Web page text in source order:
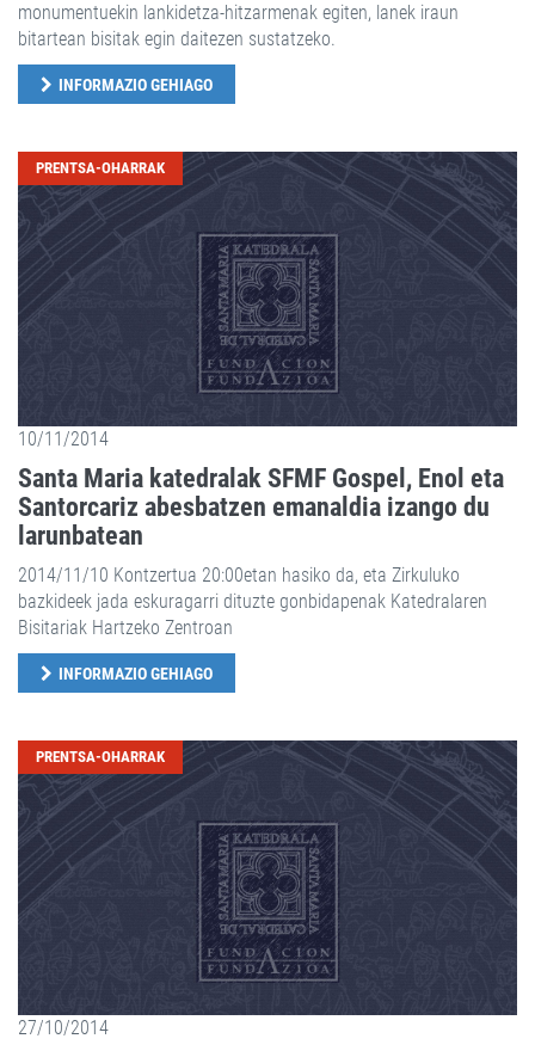
monumentuekin lankidetza-hitzarmenak egiten, lanek iraun
bitartean bisitak egin daitezen sustatzeko.
INFORMAZIO GEHIAGO
PRENTSA-OHARRAK
10/11/2014
Santa Maria katedralak SFMF Gospel, Enol eta
Santorcariz abesbatzen emanaldia izango du
larunbatean
2014/11/10 Kontzertua 20:00etan hasiko da, eta Zirkuluko
bazkideek jada eskuragarri dituzte gonbidapenak Katedralaren
Bisitariak Hartzeko Zentroan
INFORMAZIO GEHIAGO
PRENTSA-OHARRAK
27/10/2014